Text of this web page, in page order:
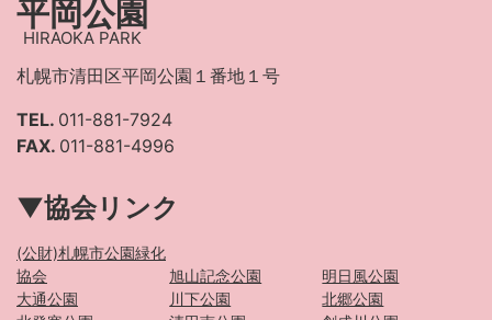
平岡公園
HIRAOKA PARK
札幌市清田区平岡公園１番地１号
TEL. 011-881-7924
FAX. 011-881-4996
▼協会リンク
(公財)札幌市公園緑化
協会
旭山記念公園
明日風公園
大通公園
川下公園
北郷公園